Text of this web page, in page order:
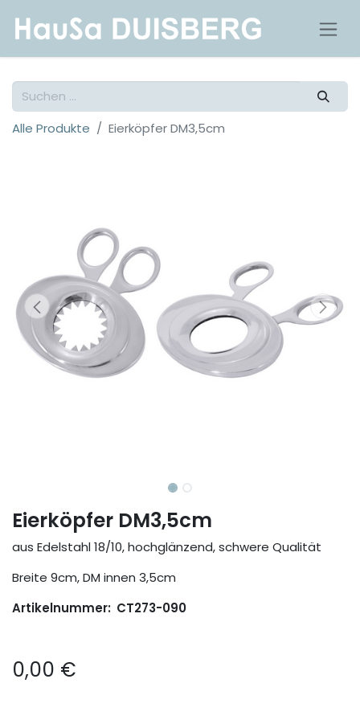
Alle Produkte Eierköpfer DM3,5cm
Eierköpfer DM3,5cm
aus Edelstahl 18/10, hochglänzend, schwere Qualität
Breite 9cm, DM innen 3,5cm
Artikelnummer: CT273-090
0,00 €